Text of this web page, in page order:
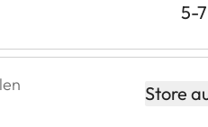
5-
Store